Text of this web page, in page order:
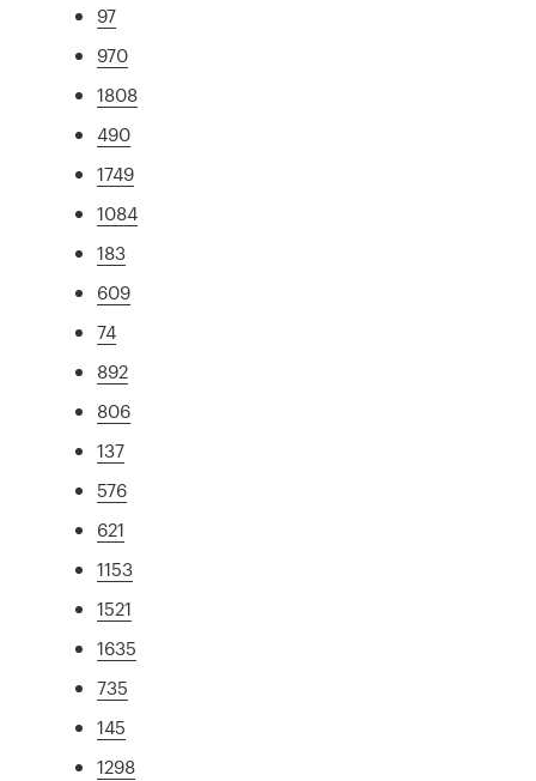
97
970
1808
490
1749
1084
183
609
74
892
806
137
576
621
1153
1521
1635
735
145
1298